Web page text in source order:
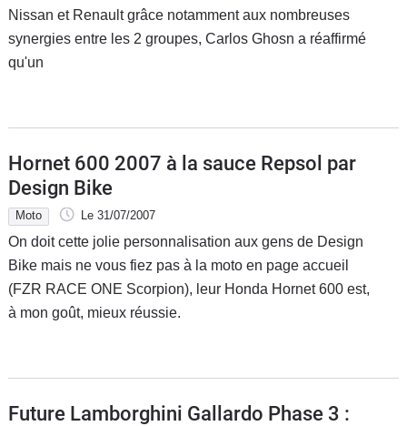
Nissan et Renault grâce notamment aux nombreuses
synergies entre les 2 groupes, Carlos Ghosn a réaffirmé
qu'un
Hornet 600 2007 à la sauce Repsol par
Design Bike
Moto Le 31/07/2007
On doit cette jolie personnalisation aux gens de Design
Bike mais ne vous fiez pas à la moto en page accueil
(FZR RACE ONE Scorpion), leur Honda Hornet 600 est,
à mon goût, mieux réussie.
Future Lamborghini Gallardo Phase 3 :